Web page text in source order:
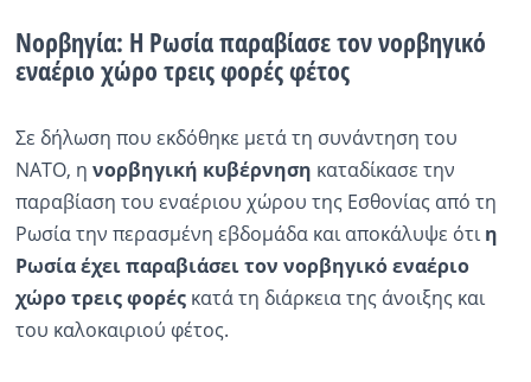
Νορβηγία: Η Ρωσία παραβίασε τον νορβηγικό
εναέριο χώρο τρεις φορές φέτος
Σε δήλωση που εκδόθηκε μετά τη συνάντηση του
ΝΑΤΟ, η νορβηγική κυβέρνηση καταδίκασε την
παραβίαση του εναέριου χώρου της Εσθονίας από τη
Ρωσία την περασμένη εβδομάδα και αποκάλυψε ότιη
Ρωσία έχει παραβιάσει τον νορβηγικό εναέριο
χώρο τρεις φορέςκατά τη διάρκεια της άνοιξης και
του καλοκαιριού φέτος.